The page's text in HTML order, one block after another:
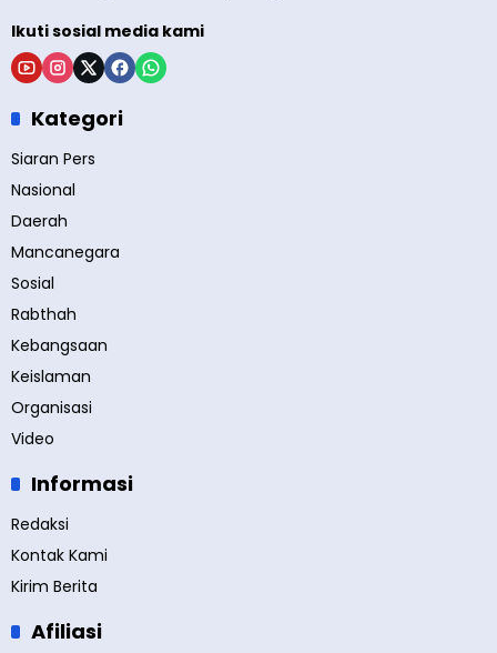
Ikuti sosial media kami
Kategori
Siaran Pers
Nasional
Daerah
Mancanegara
Sosial
Rabthah
Kebangsaan
Keislaman
Organisasi
Video
Informasi
Redaksi
Kontak Kami
Kirim Berita
Afiliasi